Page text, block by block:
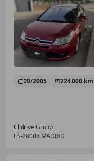
09/2005 224.000 km
Clidrive Group
ES-28006 MADRID